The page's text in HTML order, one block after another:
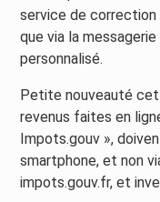
service de correction
que via la
personnalisé.
Petite nouveauté
revenus faites en
Impots.gouv »,
smartphone, et non
impots.gouv.fr, et